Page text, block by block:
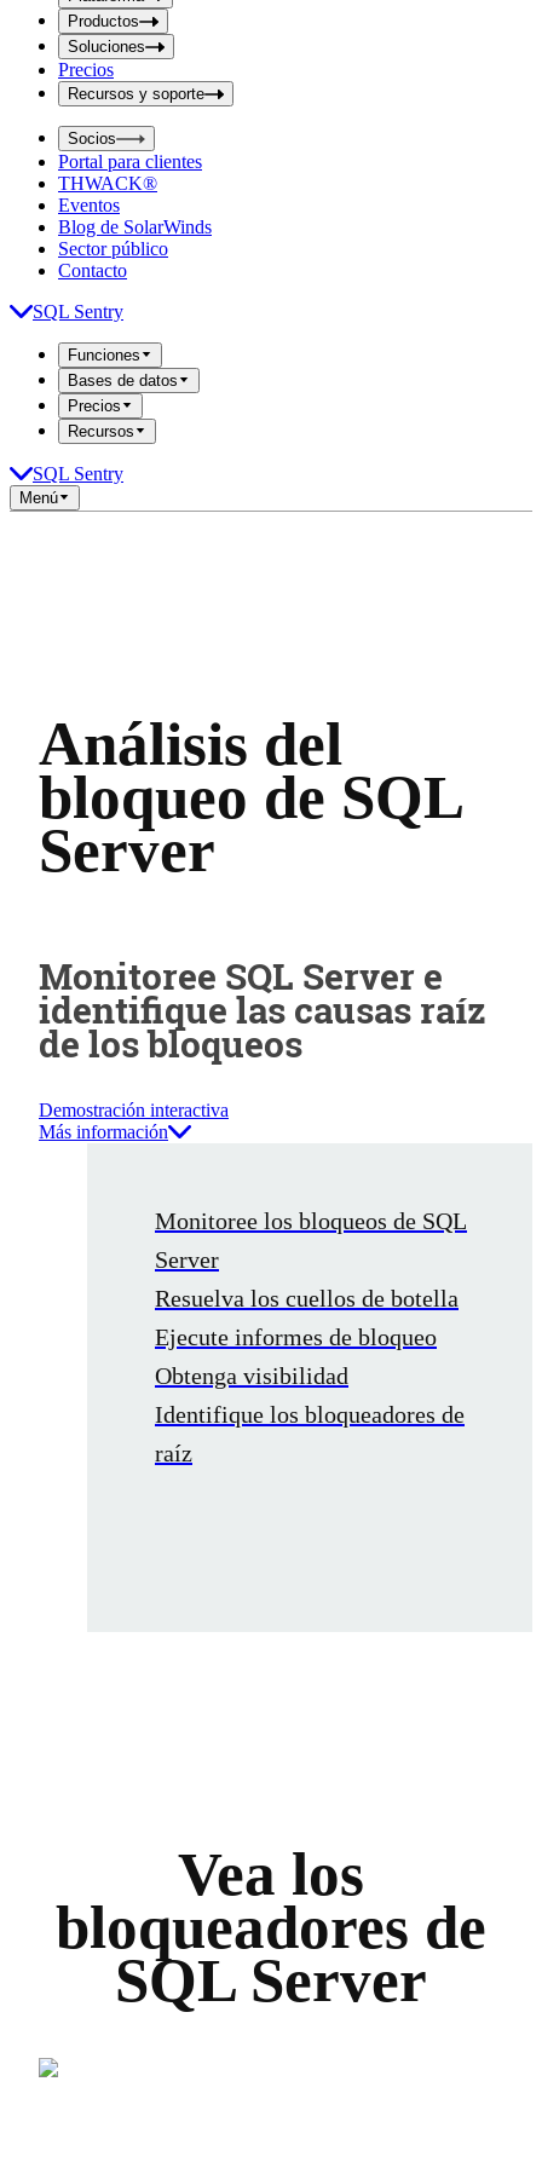
t
S
e
a
r
c
h
b
o
x
Productos
Soluciones
Precios
Recursos y soporte
Socios
Portal para clientes
THWACK®
Eventos
Blog de SolarWinds
Sector público
Contacto
SQL Sentry
Funciones
Bases de datos
Precios
Recursos
SQL Sentry
Menú
Análisis del
bloqueo de SQL
Server
Monitoree SQL Server e
identifique las causas raíz
de los bloqueos
Demostración interactiva
Más información
Monitoree los bloqueos de SQL
Server
Resuelva los cuellos de botella
Ejecute informes de bloqueo
Obtenga visibilidad
Identifique los bloqueadores de
raíz
Vea los
bloqueadores de
SQL Server